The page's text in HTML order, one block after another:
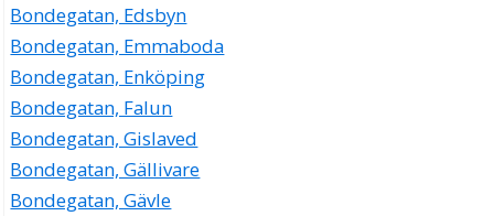
Bondegatan, Edsbyn
Bondegatan, Emmaboda
Bondegatan, Enköping
Bondegatan, Falun
Bondegatan, Gislaved
Bondegatan, Gällivare
Bondegatan, Gävle